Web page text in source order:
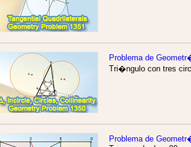
Problema de
Tri�ngulo con tres
Problema de